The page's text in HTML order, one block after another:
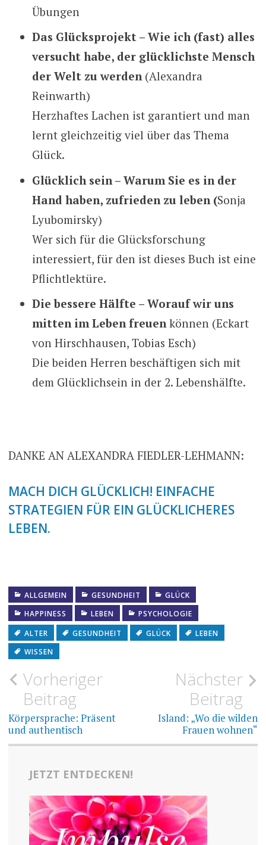
Übungen
Das Glücksprojekt – Wie ich (fast) alles
versucht habe, der glücklichste Mensch
der Welt zu werden(Alexandra
Reinwarth)
Herzhaftes Lachen ist garantiert und man
lernt gleichzeitig viel über das Thema
Glück.
Glücklich sein – Warum Sie es in der
Hand haben, zufrieden zu leben (Sonja
Lyubomirsky)
Wer sich für die Glücksforschung
interessiert, für den ist dieses Buch ist eine
Pflichtlektüre.
Die bessere Hälfte – Worauf wir uns
mitten im Leben freuenkönnen (Eckart
von Hirschhausen, Tobias Esch)
Die beiden Herren beschäftigen sich mit
dem Glücklichsein in der 2. Lebenshälfte.
DANKE AN ALEXANDRA FIEDLER-LEHMANN:
MACH DICH GLÜCKLICH! EINFACHE
STRATEGIEN FÜR EIN GLÜCKLICHERES
LEBEN.
ALLGEMEIN GESUNDHEIT
GLÜCK
HAPPINESS
LEBEN
PSYCHOLOGIE
ALTER
GESUNDHEIT GLÜCK
LEBEN
WISSEN
Beitragsnavigation
Vorheriger
Beitrag
Körpersprache: Präsent
und authentisch
Nächster
Beitrag
Island: „Wo die wilden
Frauen wohnen“
JETZT ENTDECKEN!